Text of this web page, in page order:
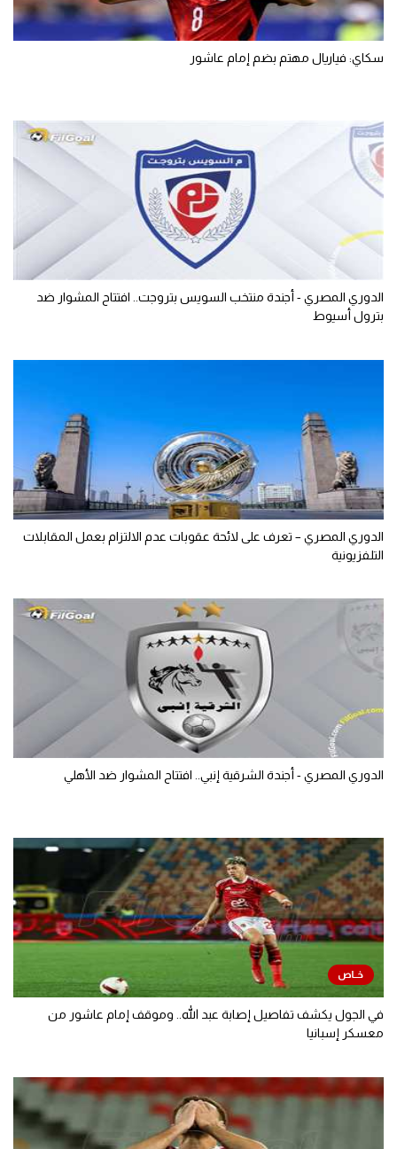
سكاي: فياريال مهتم بضم إمام عاشور
الدوري المصري - أجندة منتخب السويس بتروجت.. افتتاح المشوار ضد
بترول أسيوط
الدوري المصري – تعرف على لائحة عقوبات عدم الالتزام بعمل المقابلات
التلفزيونية
الدوري المصري - أجندة الشرقية إنبي.. افتتاح المشوار ضد الأهلي
في الجول يكشف تفاصيل إصابة عبد الله.. وموقف إمام عاشور من
معسكر إسبانيا